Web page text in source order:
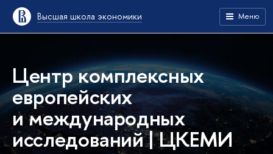
Высшая школа экономики Меню
Центр комплексных
европейских
и международных
исследований | ЦКЕМИ